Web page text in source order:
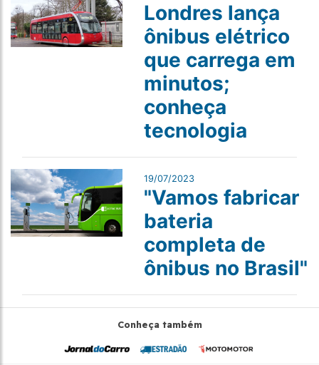
Londres lança
ônibus elétrico
que carrega em
minutos;
conheça
tecnologia
19/07/2023
"Vamos fabricar
bateria
completa de
ônibus no Brasil"
Conheça também